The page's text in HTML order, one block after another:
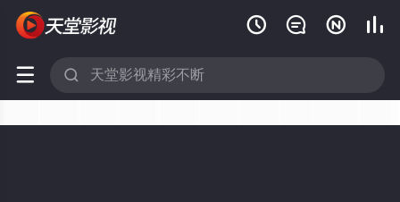
   
 